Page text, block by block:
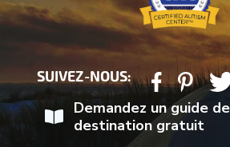
SUIVEZ-NOUS:
Demandez un guide de
destination gratuit